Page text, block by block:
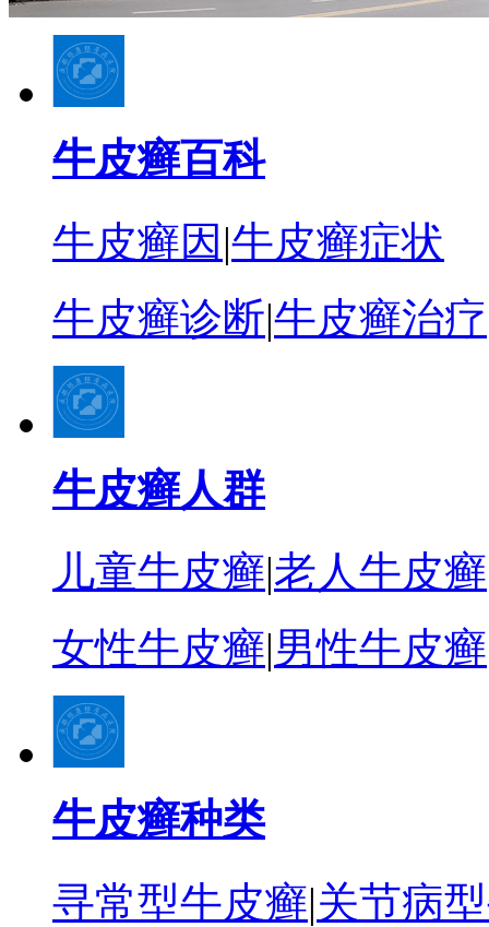
牛皮癣百科
牛皮癣因 |牛皮癣症状
牛皮癣诊断|牛皮癣治疗
牛皮癣人群
儿童牛皮癣|老人牛皮癣
女性牛皮癣|男性牛皮癣
牛皮癣种类
寻常型牛皮癣|关节病